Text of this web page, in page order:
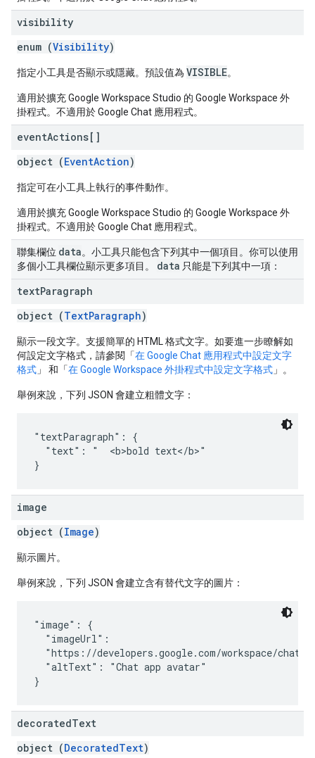
visibility
enum (Visibility)
指定小工具是否顯示或隱藏。預設值為 VISIBLE。
適用於擴充 Google Workspace Studio 的 Google Workspace 外
掛程式。不適用於 Google Chat 應用程式。
eventActions[]
object (EventAction)
指定可在小工具上執行的事件動作。
適用於擴充 Google Workspace Studio 的 Google Workspace 外
掛程式。不適用於 Google Chat 應用程式。
聯集欄位 data。小工具只能包含下列其中一個項目。你可以使用
多個小工具欄位顯示更多項目。 data 只能是下列其中一項：
textParagraph
object (TextParagraph)
顯示一段文字。支援簡單的 HTML 格式文字。如要進一步瞭解如
何設定文字格式，請參閱「在 Google Chat 應用程式中設定文字
格式 」 和「在 Google Workspace 外掛程式中設定文字格式 」。
舉例來說，下列 JSON 會建立粗體文字：
"textParagraph": {
  "text": "  <b>bold text</b>"
image
object (Image)
顯示圖片。
舉例來說，下列 JSON 會建立含有替代文字的圖片：
"image": {
  "imageUrl":
"https://developers.google.com/workspace/chat/
  "altText": "Chat app avatar"
decoratedText
object (DecoratedText)